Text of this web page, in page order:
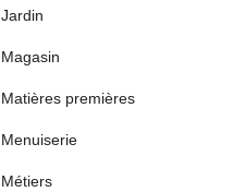
Jardin
Magasin
Matières premières
Menuiserie
Métiers